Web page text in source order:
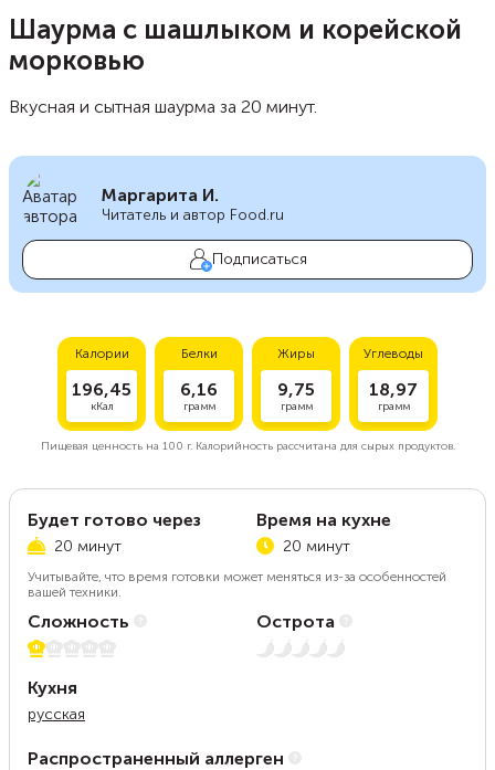
Шаурма с шашлыком и корейской
морковью
Вкусная и сытная шаурма за 20 минут.
Маргарита И.
Читатель и автор Food.ru
Подписаться
Калории
196,45
кКал
Белки
6,16
грамм
Жиры
9,75
грамм
Углеводы
18,97
грамм
Пищевая ценность на 100 г.Калорийность рассчитана для сырых продуктов.
Будет готово через
20 минут
Время на кухне
20 минут
Учитывайте, что время готовки может меняться из-за особенностей
вашей техники.
Сложность
1 из 5
Острота
Нет остроты
Кухня
русская
Распространенный аллерген